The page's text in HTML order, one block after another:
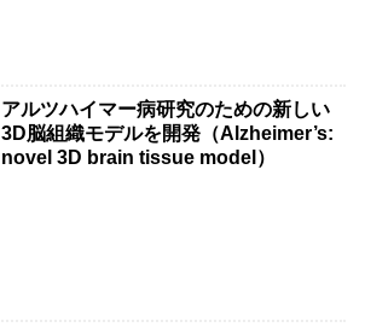
アルツハイマー病研究のための新しい
3D脳組織モデルを開発（Alzheimer’s:
novel 3D brain tissue model）